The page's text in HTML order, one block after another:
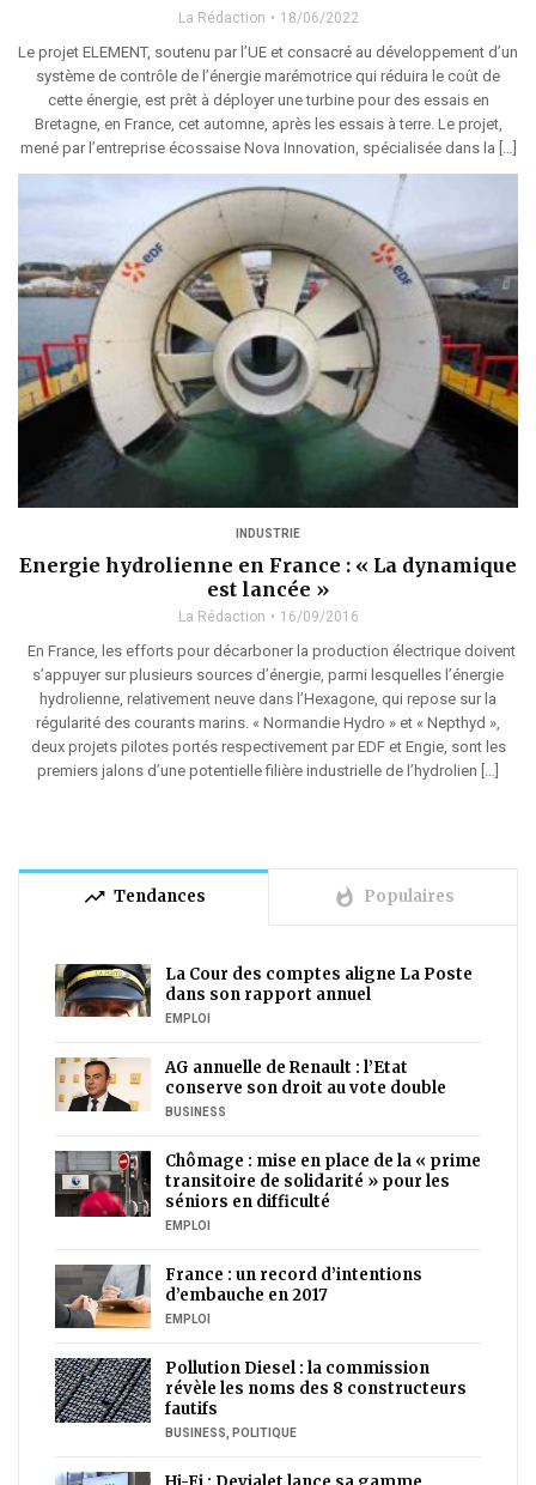
La Rédaction 18/06/2022
Le projet ELEMENT, soutenu par l’UE et consacré au développement d’un
système de contrôle de l’énergie marémotrice qui réduira le coût de
cette énergie, est prêt à déployer une turbine pour des essais en
Bretagne, en France, cet automne, après les essais à terre. Le projet,
mené par l’entreprise écossaise Nova Innovation, spécialisée dans la […]
INDUSTRIE
Energie hydrolienne en France : « La dynamique
est lancée »
La Rédaction 16/09/2016
En France, les efforts pour décarboner la production électrique doivent
s’appuyer sur plusieurs sources d’énergie, parmi lesquelles l’énergie
hydrolienne, relativement neuve dans l’Hexagone, qui repose sur la
régularité des courants marins. « Normandie Hydro » et « Nepthyd »,
deux projets pilotes portés respectivement par EDF et Engie, sont les
premiers jalons d’une potentielle filière industrielle de l’hydrolien […]
trending_up Tendances whatshot Populaires
La Cour des comptes aligne La Poste
dans son rapport annuel
EMPLOI
AG annuelle de Renault : l’Etat
conserve son droit au vote double
BUSINESS
Chômage : mise en place de la « prime
transitoire de solidarité » pour les
séniors en difficulté
EMPLOI
France : un record d’intentions
d’embauche en 2017
EMPLOI
Pollution Diesel : la commission
révèle les noms des 8 constructeurs
fautifs
BUSINESS, POLITIQUE